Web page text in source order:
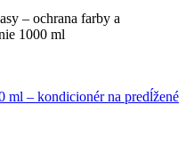
– ochrana farby a
1000 ml